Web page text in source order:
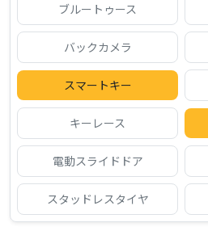
ブルートゥース
バックカメラ
スマートキー
キーレース
電動スライドドア
スタッドレスタイヤ